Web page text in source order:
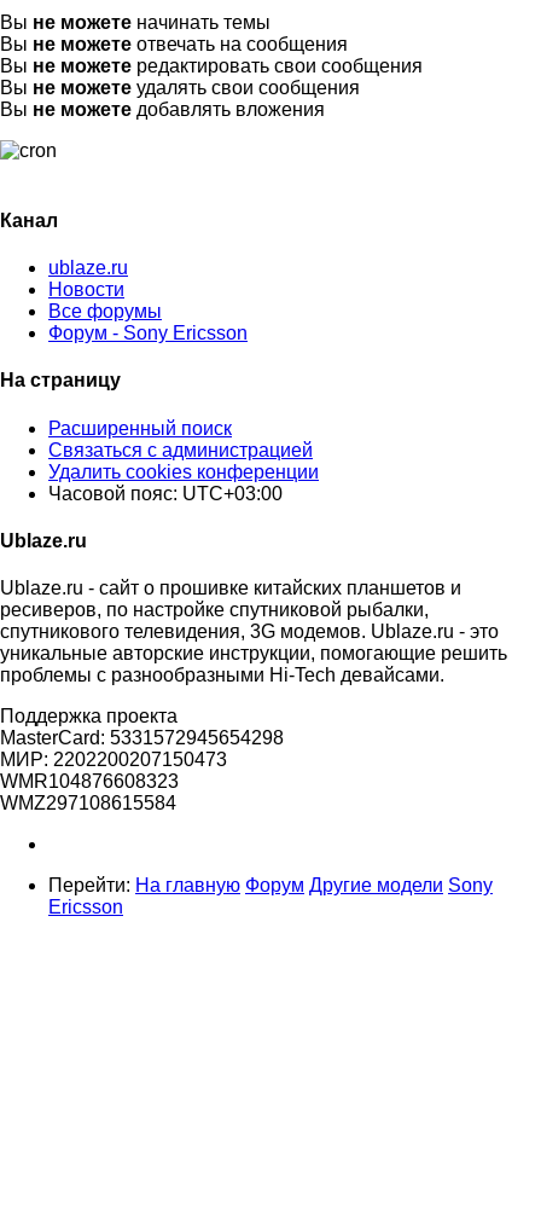
Вы не можете начинать темы
Вы не можете отвечать на сообщения
Вы не можете редактировать свои сообщения
Вы не можете удалять свои сообщения
Вы не можете добавлять вложения
Канал
ublaze.ru
Новости
Все форумы
Форум - Sony Ericsson
На страницу
Расширенный поиск
Связаться с администрацией
Удалить cookies конференции
Часовой пояс: UTC+03:00
Ublaze.ru
Ublaze.ru - сайт о прошивке китайских планшетов и
ресиверов, по настройке спутниковой рыбалки,
спутникового телевидения, 3G модемов. Ublaze.ru - это
уникальные авторские инструкции, помогающие решить
проблемы с разнообразными Hi-Tech девайсами.
Поддержка проекта
MasterCard: 5331572945654298
МИР: 2202200207150473
WMR104876608323
WMZ297108615584
Перейти: На главную Форум Другие модели Sony
Ericsson